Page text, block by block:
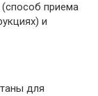
(способ приема
и
для